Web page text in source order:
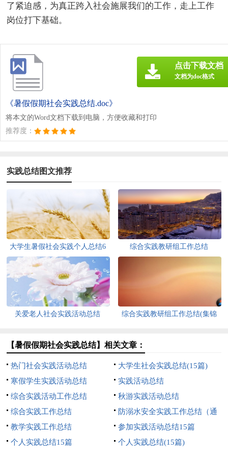
了紧迫感，为真正跨入社会施展我们的工作，走上工作
岗位打下基础。
《暑假假期社会实践总结.doc》
将本文的Word文档下载到电脑，方便收藏和打印
推荐度：
点击下载文档
文档为doc格式
实践总结图文推荐
大学生暑假社会实践个人总结6
篇
综合实践教研组工作总结
关爱老人社会实践活动总结
综合实践教研组工作总结(集锦
【暑假假期社会实践总结】相关文章：
热门社会实践活动总结
大学生社会实践总结(15篇)
寒假学生实践活动总结
实践活动总结
综合实践活动工作总结
秋游实践活动总结
综合实践工作总结
防溺水安全实践工作总结（通
用5篇）
教学实践工作总结
参加实践活动总结15篇
个人实践总结15篇
个人实践总结(15篇)